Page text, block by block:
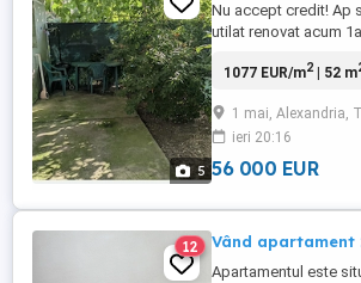
5
Nu accept credit! Ap
utilat renovat acum
dormitoare +living
proprie imprejmuita
de parcare in fata
curata cu verdeata
1077 EUR/m2| 52 m
1 mai, Alexandria,
ieri 20:16
56 000 EUR
12 Vând
Apartamentul este